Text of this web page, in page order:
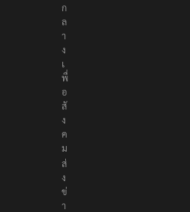
น
ก
ล
า
ง
เ
พื่
อ
สั
ง
ค
ม
ส่
ง
ข่